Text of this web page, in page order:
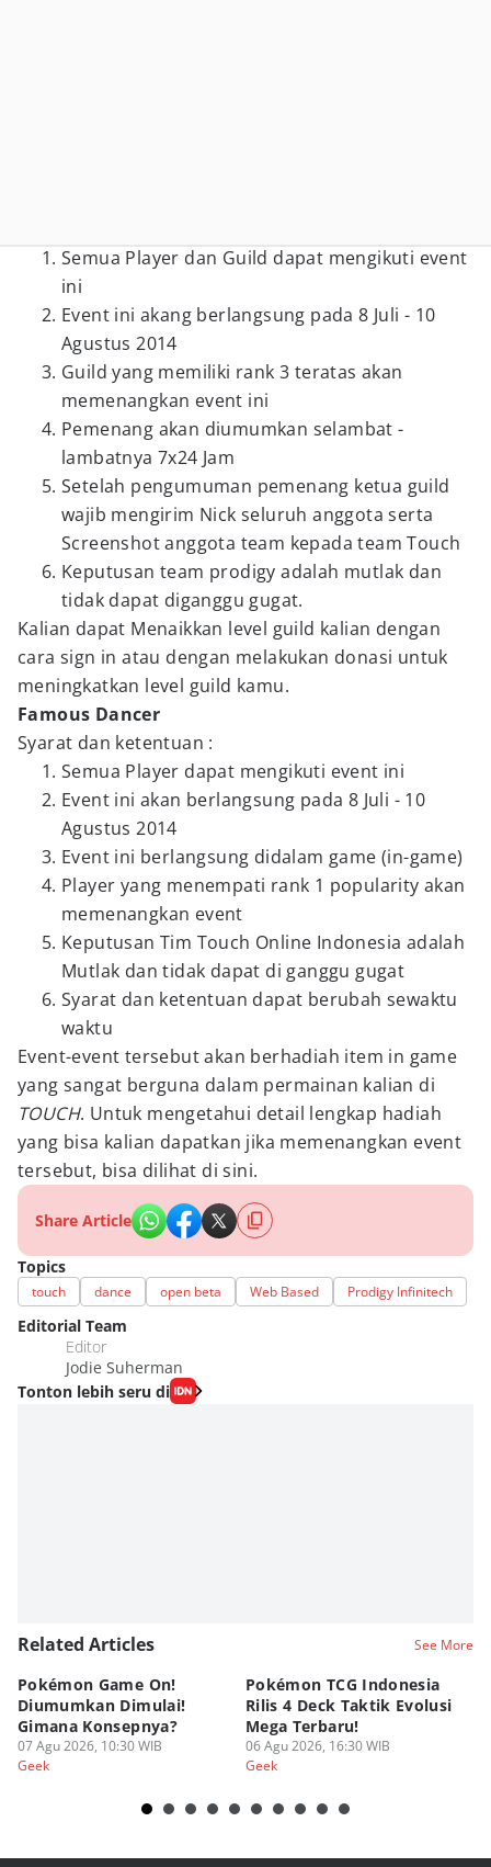
Semua Player dan Guild dapat mengikuti event
ini
Event ini akang berlangsung pada 8 Juli - 10
Agustus 2014
Guild yang memiliki rank 3 teratas akan
memenangkan event ini
Pemenang akan diumumkan selambat -
lambatnya 7x24 Jam
Setelah pengumuman pemenang ketua guild
wajib mengirim Nick seluruh anggota serta
Screenshot anggota team kepada team Touch
Keputusan team prodigy adalah mutlak dan
tidak dapat diganggu gugat.
Kalian dapat Menaikkan level guild kalian dengan
cara sign in atau dengan melakukan donasi untuk
meningkatkan level guild kamu.
Famous Dancer
Syarat dan ketentuan :
Semua Player dapat mengikuti event ini
Event ini akan berlangsung pada 8 Juli - 10
Agustus 2014
Event ini berlangsung didalam game (in-game)
Player yang menempati rank 1 popularity akan
memenangkan event
Keputusan Tim Touch Online Indonesia adalah
Mutlak dan tidak dapat di ganggu gugat
Syarat dan ketentuan dapat berubah sewaktu
waktu
Event-event tersebut akan berhadiah item in game
yang sangat berguna dalam permainan kalian di
TOUCH. Untuk mengetahui detail lengkap hadiah
yang bisa kalian dapatkan jika memenangkan event
tersebut, bisa dilihat di sini.
Share Article
Topics
touch dance open beta Web Based Prodigy Infinitech
Editorial Team
Editor
Jodie Suherman
Tonton lebih seru di
Related Articles See More
Pokémon Game On!
Diumumkan Dimulai!
Gimana Konsepnya?
07 Agu 2026, 10:30 WIB
Geek
Pokémon TCG Indonesia
Rilis 4 Deck Taktik Evolusi
Mega Terbaru!
06 Agu 2026, 16:30 WIB
Geek